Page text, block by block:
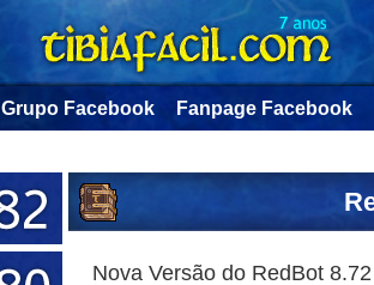
Grupo Facebook Fanpage Facebook
Nova Versão do RedBot